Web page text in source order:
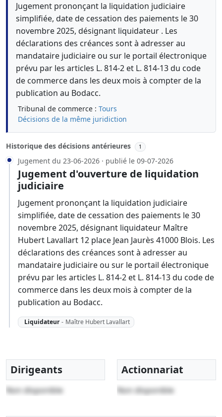
Jugement prononçant la liquidation judiciaire
simplifiée, date de cessation des paiements le 30
novembre 2025, désignant liquidateur . Les
déclarations des créances sont à adresser au
mandataire judiciaire ou sur le portail électronique
prévu par les articles L. 814-2 et L. 814-13 du code
de commerce dans les deux mois à compter de la
publication au Bodacc.
Tribunal de commerce : Tours
Décisions de la même juridiction
Historique des décisions antérieures 1
Jugement du 23-06-2026 · publié le 09-07-2026
Jugement d'ouverture de liquidation
judiciaire
Jugement prononçant la liquidation judiciaire
simplifiée, date de cessation des paiements le 30
novembre 2025, désignant liquidateur Maître
Hubert Lavallart 12 place Jean Jaurès 41000 Blois. Les
déclarations des créances sont à adresser au
mandataire judiciaire ou sur le portail électronique
prévu par les articles L. 814-2 et L. 814-13 du code de
commerce dans les deux mois à compter de la
publication au Bodacc.
Liquidateur - Maître Hubert Lavallart
Dirigeants
Non disponible
Actionnariat
Non disponible